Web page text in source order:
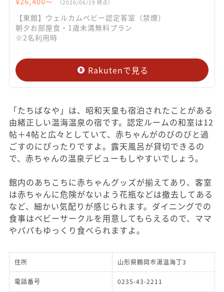
（2026/06/19 時点）
【東館】ウェルカムベビー認定客室（禁煙）
朝夕お部屋食・1歳未満無料プラン
※2名利用時
Rakutenで見る
「たちばなや」は、昭和天皇も宿泊されたことがある
由緒正しい温海温泉の宿です。認定ルームの和室は12
帖＋4帖と広々としていて、赤ちゃんがのびのびと過
ごすのにぴったりですよ。露天風呂が貸切できるの
で、赤ちゃんの温泉デビューもしやすいでしょう。
館内のあちこちに赤ちゃんグッズが揃えてあり、客室
は赤ちゃんに危険がないよう花瓶などは撤去してある
など、細かい気配りが感じられます。ダイニングでの
食事はベビーサークルを用意してもらえるので、ママ
やパパもゆっくり食べられますよ。
住所 山形県鶴岡市湯温海丁3
電話番号 0235-43-2211